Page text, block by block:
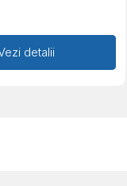
în coș
detalii